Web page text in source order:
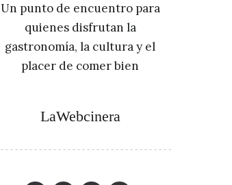
Un punto de encuentro para
quienes disfrutan la
gastronomía, la cultura y el
placer de comer bien
LaWebcinera